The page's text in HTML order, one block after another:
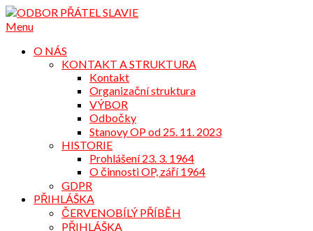
Přejdi
na
Menu
O NÁS
KONTAKT A STRUKTURA
Kontakt
Organizační struktura
VÝBOR
Odbočky
Stanovy OP od 25. 11. 2023
HISTORIE
Prohlášení 23. 3. 1964
O činnosti OP, září 1964
GDPR
PŘIHLÁŠKA
ČERVENOBÍLÝ PŘÍBĚH
PŘIHLÁŠKA